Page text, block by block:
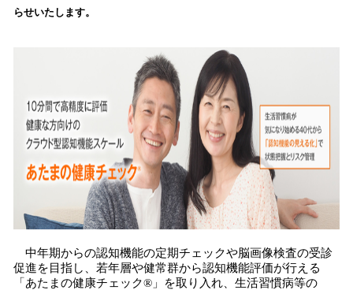
込
らせいたします。
中年期からの認知機能の定期チェックや脳画像検査の受診
促進を目指し、若年層や健常群から認知機能評価が行える
「あたまの健康チェック®」を取り入れ、生活習慣病等の